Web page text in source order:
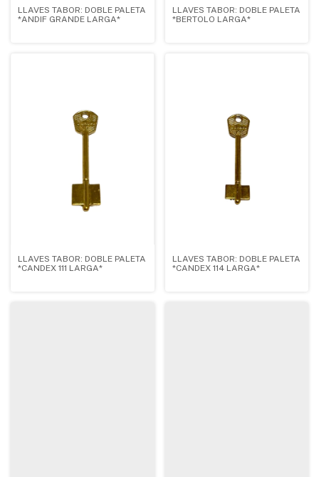
LLAVES TABOR: DOBLE PALETA
*ANDIF GRANDE LARGA*
LLAVES TABOR: DOBLE PALETA
*BERTOLO LARGA*
LLAVES TABOR: DOBLE PALETA
*CANDEX 111 LARGA*
LLAVES TABOR: DOBLE PALETA
*CANDEX 114 LARGA*